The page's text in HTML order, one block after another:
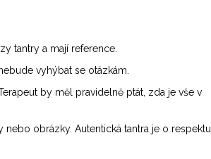
tantry a mají reference.
vyhýbat se otázkám.
by měl pravidelně ptát, zda je vše v
obrázky. Autentická tantra je o respektu,